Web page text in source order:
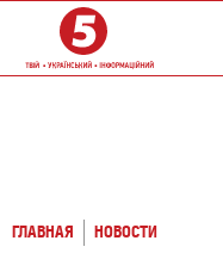
ГЛАВНАЯ НОВОСТИ